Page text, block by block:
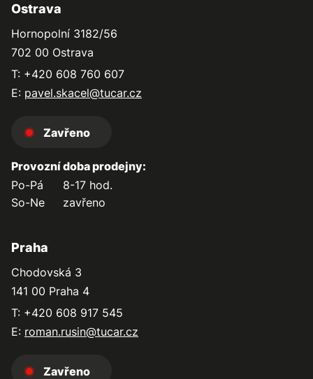
Ostrava
Hornopolní 3182/56
702 00 Ostrava
T: +420 608 760 607
E: pavel.skacel@tucar.cz
Zavřeno
Provozní doba prodejny:
Po-Pá
8-17 hod.
So-Ne
zavřeno
Praha
Chodovská 3
141 00 Praha 4
T: +420 608 917 545
E: roman.rusin@tucar.cz
Zavřeno